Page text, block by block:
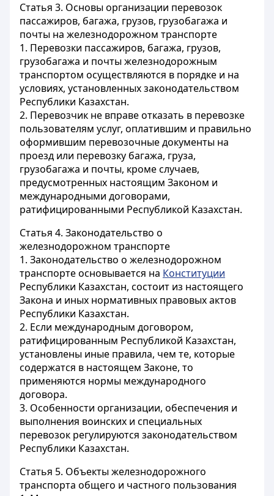
Статья 3. Основы организации перевозок
пассажиров, багажа, грузов, грузобагажа и
почты на железнодорожном транспорте
1. Перевозки пассажиров, багажа, грузов,
грузобагажа и почты железнодорожным
транспортом осуществляются в порядке и на
условиях, установленных законодательством
Республики Казахстан.
2. Перевозчик не вправе отказать в перевозке
пользователям услуг, оплатившим и правильно
оформившим перевозочные документы на
проезд или перевозку багажа, груза,
грузобагажа и почты, кроме случаев,
предусмотренных настоящим Законом и
международными договорами,
ратифицированными Республикой Казахстан.
Статья 4. Законодательство о
железнодорожном транспорте
1. Законодательство о железнодорожном
транспорте основывается на Конституции
Республики Казахстан, состоит из настоящего
Закона и иных нормативных правовых актов
Республики Казахстан.
2. Если международным договором,
ратифицированным Республикой Казахстан,
установлены иные правила, чем те, которые
содержатся в настоящем Законе, то
применяются нормы международного
договора.
3. Особенности организации, обеспечения и
выполнения воинских и специальных
перевозок регулируются законодательством
Республики Казахстан.
Статья 5. Объекты железнодорожного
транспорта общего и частного пользования